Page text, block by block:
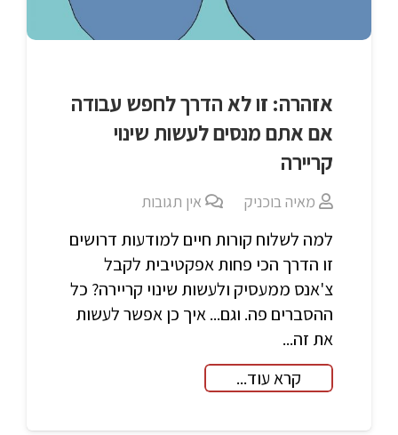
אזהרה: זו לא הדרך לחפש עבודה
אם אתם מנסים לעשות שינוי
קריירה
מאיה בוכניק אין תגובות
למה לשלוח קורות חיים למודעות דרושים
זו הדרך הכי פחות אפקטיבית לקבל
צ'אנס ממעסיק ולעשות שינוי קריירה? כל
ההסברים פה. וגם... איך כן אפשר לעשות
את זה...
קרא עוד...